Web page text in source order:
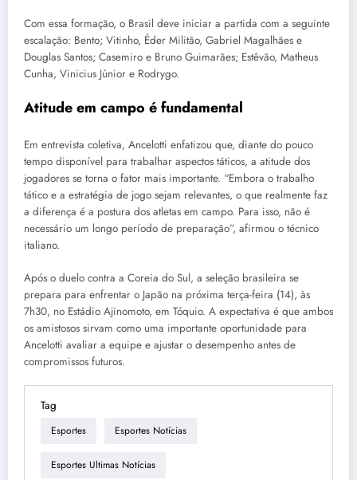
Com essa formação, o Brasil deve iniciar a partida com a seguinte
escalação: Bento; Vitinho, Éder Militão, Gabriel Magalhães e
Douglas Santos; Casemiro e Bruno Guimarães; Estêvão, Matheus
Cunha, Vinicius Júnior e Rodrygo.
Atitude em campo é fundamental
Em entrevista coletiva, Ancelotti enfatizou que, diante do pouco
tempo disponível para trabalhar aspectos táticos, a atitude dos
jogadores se torna o fator mais importante. “Embora o trabalho
tático e a estratégia de jogo sejam relevantes, o que realmente faz
a diferença é a postura dos atletas em campo. Para isso, não é
necessário um longo período de preparação”, afirmou o técnico
italiano.
Após o duelo contra a Coreia do Sul, a seleção brasileira se
prepara para enfrentar o Japão na próxima terça-feira (14), às
7h30, no Estádio Ajinomoto, em Tóquio. A expectativa é que ambos
os amistosos sirvam como uma importante oportunidade para
Ancelotti avaliar a equipe e ajustar o desempenho antes de
compromissos futuros.
Tag
Esportes Esportes Notícias
Esportes Ultimas Notícias